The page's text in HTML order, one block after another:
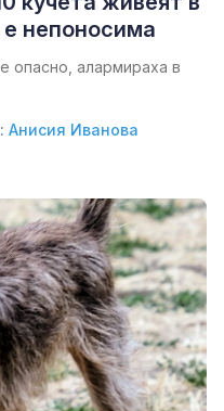
непоносима
опасно, алармираха в
Анисия Иванова